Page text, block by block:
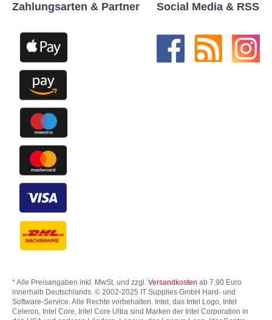
Zahlungsarten & Partner Social Media & RSS
* Alle Preisangaben inkl. MwSt. und zzgl. Versandkosten ab 7,90 Euro
innerhalb Deutschlands. © 2002-2025 IT Supplies GmbH Hard- und
Software-Service. Alle Rechte vorbehalten. Intel, das Intel Logo, Intel
Celeron, Intel Core, Intel Core Ultra sind Marken der Intel Corporation in